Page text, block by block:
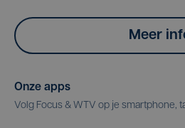
Meer
Onze apps
Volg Focus & WTV op je smartphone,